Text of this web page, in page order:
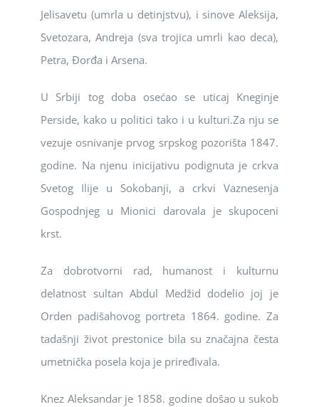
Jelisavetu (umrla u detinjstvu), i sinove Aleksija,
Svetozara, Andreja (sva trojica umrli kao deca),
Petra, Đorđa i Arsena.
U Srbiji tog doba osećao se uticaj Kneginje
Perside, kako u politici tako i u kulturi.Za nju se
vezuje osnivanje prvog srpskog pozorišta 1847.
godine. Na njenu inicijativu podignuta je crkva
Svetog Ilije u Sokobanji, a crkvi Vaznesenja
Gospodnjeg u Mionici darovala je skupoceni
krst.
Za dobrotvorni rad, humanost i kulturnu
delatnost sultan Abdul Medžid dodelio joj je
Orden padišahovog portreta 1864. godine. Za
tadašnji život prestonice bila su značajna česta
umetnička posela koja je priređivala.
Knez Aleksandar je 1858. godine došao u sukob